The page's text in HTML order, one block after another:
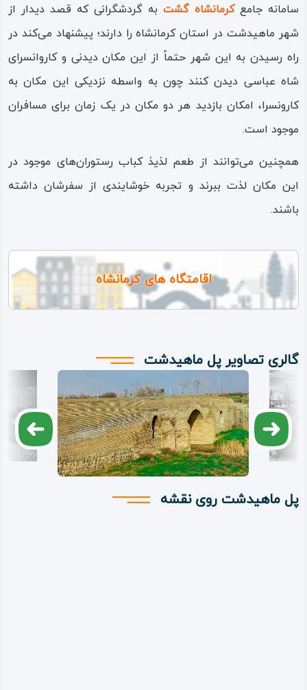
سامانه جامعکرمانشاهگشت به گردشگرانی که قصد دیدار از
شهر ماهیدشت در استان کرمانشاه را دارند؛ پیشنهاد می‌کند در
راه رسیدن به این شهر حتماً از این مکان دیدنی و کاروانسرای
شاه عباسی دیدن کنند چون به واسطه نزدیکی این مکان به
کارونسرا، امکان بازدید هر دو مکان در یک زمان برای مسافران
موجود است.
همچنین می‌توانند از طعم لذیذ کباب رستوران‌های موجود در
این مکان لذت ببرند و تجربه خوشایندی از سفرشان داشته
باشند.
اقامتگاه های کرمانشاه
گالری تصاویر پل ماهیدشت
پل ماهیدشت روی نقشه